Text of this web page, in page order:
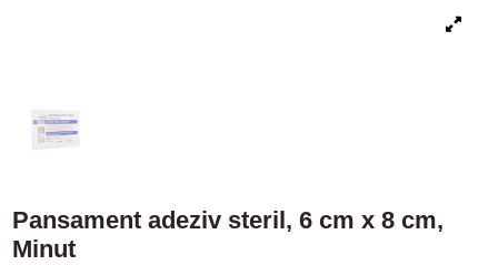
Pansament adeziv steril, 6 cm x 8 cm,
Minut